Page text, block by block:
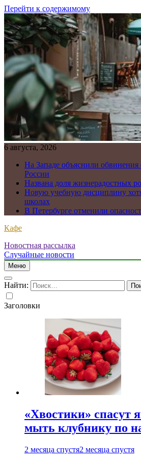
Перейти к содержимому
6 августа, 2026
На Западе объяснили
России
Названа доля жизнерадостных
Новую учебную дисциплину
школах
В Петербурге отменили
Кафе
Новостная рассылка
Случайные новости
Меню
Найти:
Заголовки
«Хвостики» спасут
мыть клубнику по
2 месяца спустя2 месяца спустя